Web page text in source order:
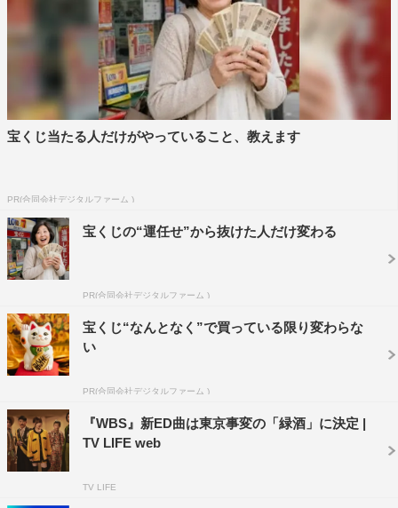
ロナ禍で生活様式が変わり、我々の元には放送時間をもっ
と早くしてほしいという声が届いていました。改編の話は
3年ほど前から議題として出ていたので、コロナに後押し
されたという面はありますが、テレビ東京グループの報道
番組の強化が主眼です」と改編の目的を明かした。
また、後10時台に放送時間を早めることのメリットとし
を招いて生の声をお届けできると思います」と上げ、「そ
の日にあったいろんな経済事案やニュースをきちんと整理
して、明日以降の生活にどう生かせるか、それを考える材
料を伝えていければ」とアピールした。
同番組のBSテレ東での放送時間は従来通り、毎週（月）
～（金）後11時からとなる。
番組情報
『WBS ワールドビジネスサテライト』
テレビ東京系
2021年4月より放送時間が変更
毎週（月）～（木）後10・00～10・58
宝くじ当たる人だけがやっていること、教えます
PR(合同会社デジタルファーム )
宝くじの“運任せ”から抜けた人だけ変わる
PR(合同会社デジタルファーム )
宝くじ“なんとなく”で買っている限り変わらな
い
PR(合同会社デジタルファーム )
『WBS』新ED曲は東京事変の「緑酒」に決定 |
TV LIFE web
TV LIFE